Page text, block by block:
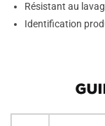
Résistant au
Identification